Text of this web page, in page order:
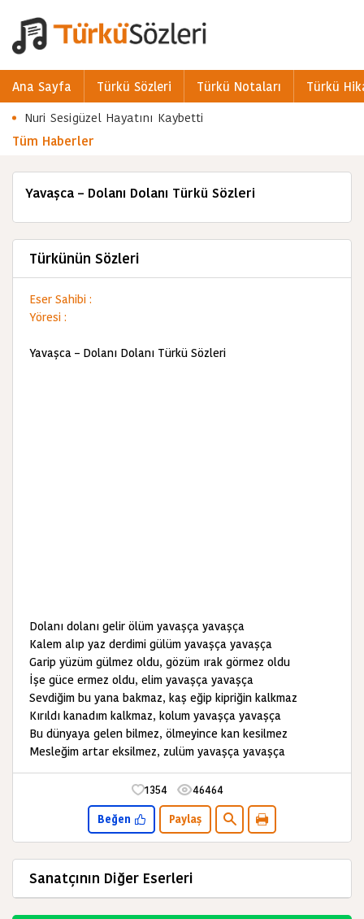
Ana Sayfa Türkü Sözleri Türkü Notaları
Türkü
Nuri Sesigüzel Hayatını Kaybetti
Tüm Haberler
Yavaşca – Dolanı Dolanı Türkü Sözleri
Türkünün Sözleri
Eser Sahibi :
Yöresi :
Yavaşca – Dolanı Dolanı Türkü Sözleri
Dolanı dolanı gelir ölüm yavaşça yavaşça
Kalem alıp yaz derdimi gülüm yavaşça yavaşça
Garip yüzüm gülmez oldu, gözüm ırak görmez oldu
İşe güce ermez oldu, elim yavaşça yavaşça
Sevdiğim bu yana bakmaz, kaş eğip kipriğin kalkmaz
Kırıldı kanadım kalkmaz, kolum yavaşça yavaşça
Bu dünyaya gelen bilmez, ölmeyince kan kesilmez
Mesleğim artar eksilmez, zulüm yavaşça yavaşça
1354 46464
Beğen Paylaş
Sanatçının Diğer Eserleri